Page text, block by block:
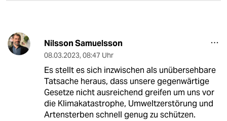
Nilsson Samuelsson
08.03.2023, 08:47 Uhr
Es stellt es sich inzwischen als unübersehbare
Tatsache heraus, dass unsere gegenwärtige
Gesetze nicht ausreichend greifen um uns vor
die Klimakatastrophe, Umweltzerstörung und
Artensterben schnell genug zu schützen.